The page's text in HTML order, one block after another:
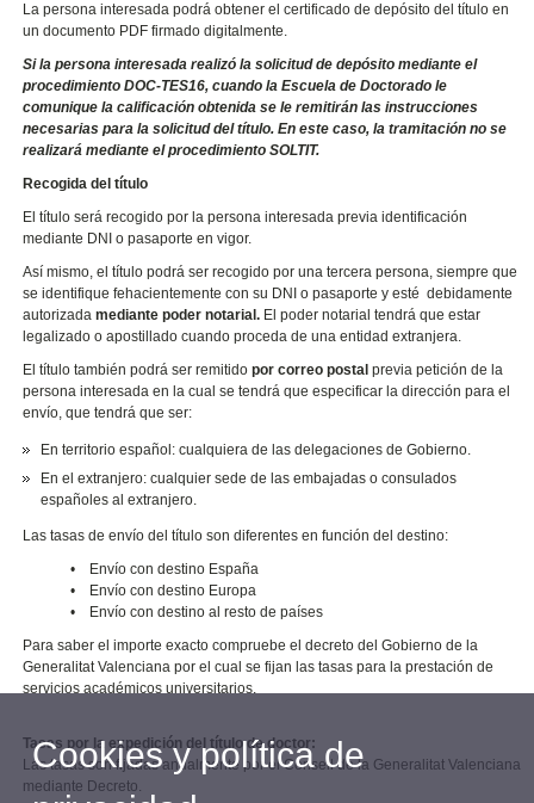
La persona interesada podrá obtener el certificado de depósito del título en
un documento PDF firmado digitalmente.
Si la persona interesada realizó la solicitud de depósito mediante el
procedimiento DOC-TES16, cuando la Escuela de Doctorado le
comunique la calificación obtenida se le remitirán las instrucciones
necesarias para la solicitud del título. En este caso, la tramitación no se
realizará mediante el procedimiento SOLTIT.
Recogida del título
El título será recogido por la persona interesada previa identificación
mediante DNI o pasaporte en vigor.
Así mismo, el título podrá ser recogido por una tercera persona, siempre que
se identifique fehacientemente con su DNI o pasaporte y esté debidamente
autorizadamediante poder notarial. El poder notarial tendrá que estar
legalizado o apostillado cuando proceda de una entidad extranjera.
El título también podrá ser remitido por correo postalprevia petición de la
persona interesada en la cual se tendrá que especificar la dirección para el
envío, que tendrá que ser:
En territorio español: cualquiera de las delegaciones de Gobierno.
En el extranjero: cualquier sede de las embajadas o consulados
españoles al extranjero.
Las tasas de envío del título son diferentes en función del destino:
• Envío con destino España
• Envío con destino Europa
• Envío con destino al resto de países
Para saber el importe exacto compruebe el decreto del Gobierno de la
Generalitat Valenciana por el cual se fijan las tasas para la prestación de
servicios académicos universitarios.
Tasas por la expedición del título de doctor:
Las tasas son fijadas anualmente por el Consell de la Generalitat Valenciana
mediante Decreto.
Cookies y política de